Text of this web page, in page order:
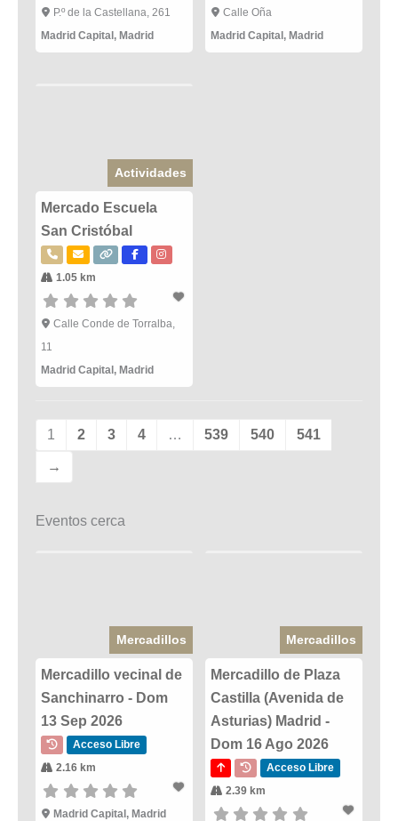
P.º de la Castellana, 261
Madrid Capital , Madrid
Calle Oña
Madrid Capital , Madrid
Actividades
Mercado Escuela
San Cristóbal
1.05 km
Calle Conde de Torralba,
11
Madrid Capital , Madrid
1 2 3 4 … 539 540 541
→
Eventos cerca
Mercadillos
Mercadillo vecinal de
Sanchinarro - Dom
13 Sep 2026
Acceso Libre
2.16 km
Madrid Capital, Madrid
Mercadillos
Mercadillo de Plaza
Castilla (Avenida de
Asturias) Madrid -
Dom 16 Ago 2026
Acceso Libre
2.39 km